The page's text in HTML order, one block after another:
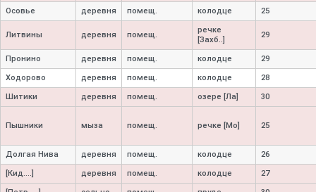
Осовье деревня помещ. колодце 25
Литвины деревня помещ.
речке
[Захб..]
29
Пронино деревня помещ. колодце 29
Ходорово деревня помещ. колодце 28
Шитики деревня помещ. озере [Ла] 30
Пышники мыза помещ. речке [Мо] 25
Долгая Нива деревня помещ. колодце 26
[Кид....] деревня помещ. колодце 27